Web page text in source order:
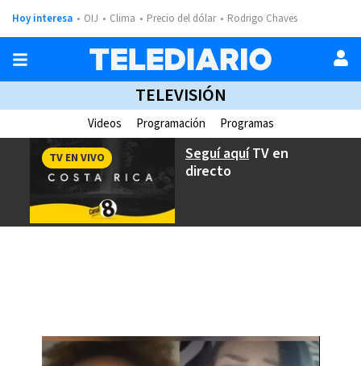
Hoy interesa OIJ Clima Precio del dólar Rodrigo Chaves
TELEVISIÓN
Videos Programación Programas
Seguí aquíTV en
directo
TV EN VIVO